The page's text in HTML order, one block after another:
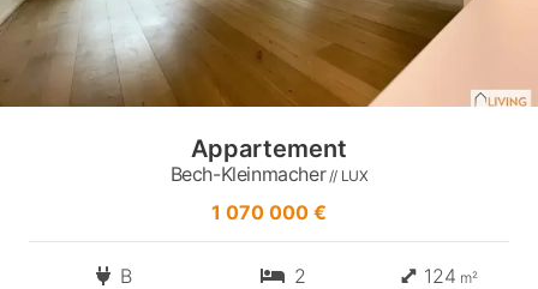
Appartement
Bech-Kleinmacher// LUX
1 070 000 €
B 2 124 m²